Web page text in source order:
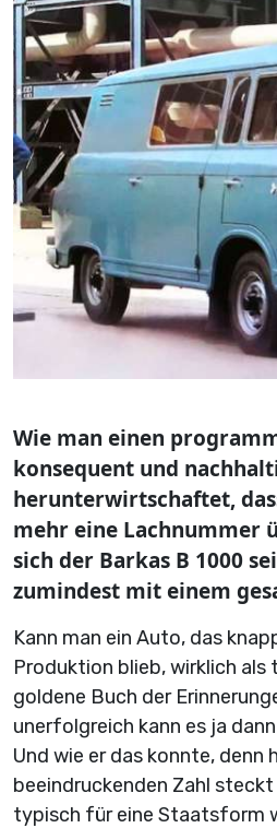
Wie man einen
konsequent und
herunterwirtschaftet,
mehr eine Lachnummer
sich der Barkas B 1000
zumindest mit einem
Kann man ein Auto, das
Produktion blieb, wirklich als
goldene Buch der
unerfolgreich kann es ja
Und wie er das konnte, denn
beeindruckenden Zahl steckt
typisch für eine Staatsform